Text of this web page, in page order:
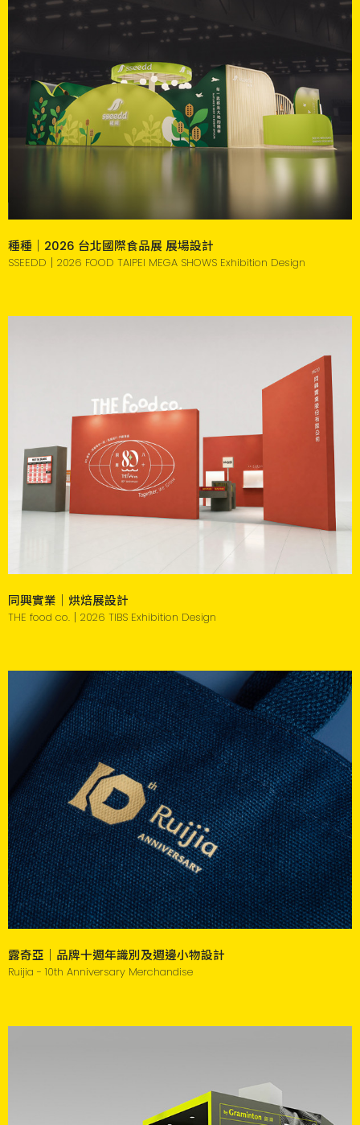
種種｜2026 台北國際食品展 展場設計
SSEEDD｜2026 FOOD TAIPEI MEGA SHOWS Exhibition Design
同興實業｜烘焙展設計
THE food co.｜2026 TIBS Exhibition Design
露奇亞｜品牌十週年識別及週邊小物設計
Ruijia - 10th Anniversary Merchandise